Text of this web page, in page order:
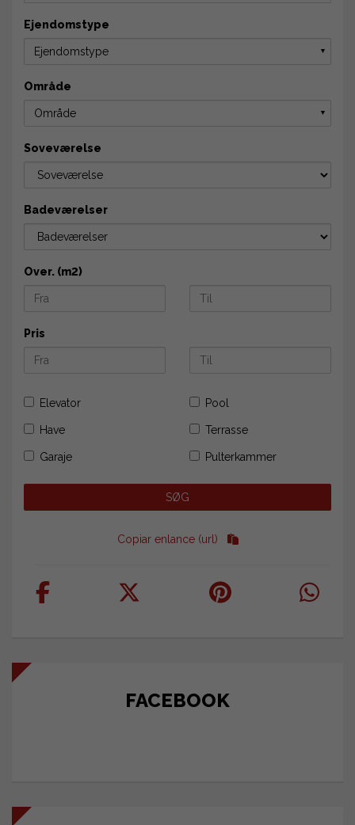
Ejendomstype
Ejendomstype ▼
Område
Område ▼
Soveværelse
Badeværelser
Over. (m2)
Pris
Elevator Pool
Have Terrasse
Garaje Pulterkammer
Copiar enlance (url)
FACEBOOK